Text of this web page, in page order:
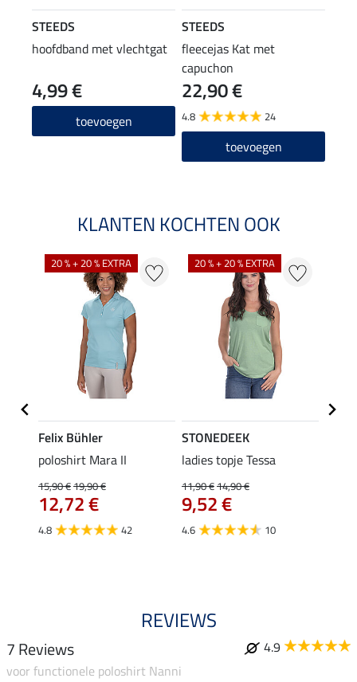
STEEDS
hoofdband met vlechtgat
4,99 €
toevoegen
STEEDS
fleecejas Kat met
capuchon
22,90 €
4.8 24
toevoegen
KLANTEN KOCHTEN OOK
20 % + 20 % EXTRA
Felix Bühler
poloshirt Mara II
15,90 €19,90 €
12,72 €
4.8 42
20 % + 20 % EXTRA
STONEDEEK
ladies topje Tessa
11,90 €14,90 €
9,52 €
4.6 10
REVIEWS
7 Reviews
4.9
voor functionele poloshirt Nanni